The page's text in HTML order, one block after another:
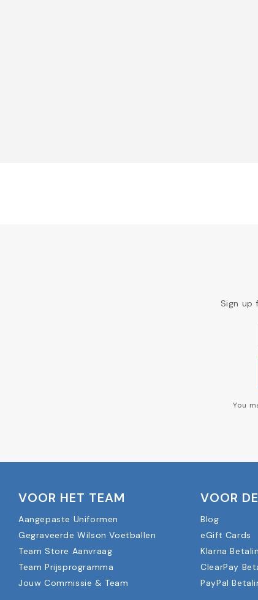
Sign up
You
VOOR HET TEAM
Aangepaste Uniformen
Gegraveerde Wilson Voetballen
Team Store Aanvraag
Team Prijsprogramma
Jouw Commissie & Team
VOOR
Blog
eGift Cards
Klarna
ClearPay
PayPal